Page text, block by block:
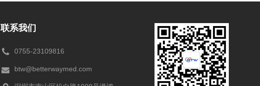
联系我们
0755-23109816
btw@betterwaymed.com